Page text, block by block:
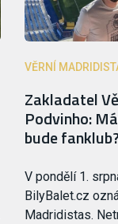
VĚRNÍ
Zakladatel
Podvinho:
bude
V pondělí 1.
BilyBalet.cz
Madridistas.